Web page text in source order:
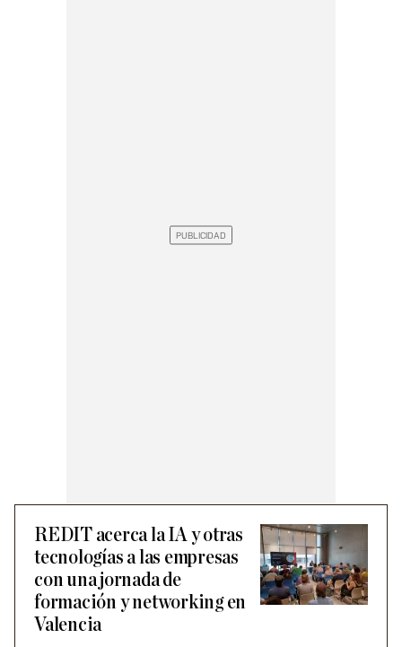
REDIT acerca la IA y otras
tecnologías a las empresas
con una jornada de
formación y networking en
Valencia